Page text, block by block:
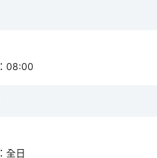
： 08:00
： 全日